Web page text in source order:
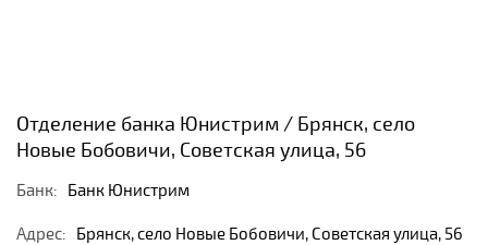
Отделение банка Юнистрим / Брянск, село
Новые Бобовичи, Советская улица, 56
Банк: Банк Юнистрим
Адрес: Брянск, село Новые Бобовичи, Советская улица, 56